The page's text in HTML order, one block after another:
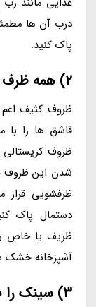
درب آن ها
پاک کنید.
2) همه ظرف ها را بشویید
ظروف کثیف اعم
قاشق ها را
ظروف کریستالی
شدن این ظروف
ظرفشویی قرار
دستمال پاک
ظریف یا خاص
آشپزخانه خشک
3) سینک را ضد عفونی و تمیز کنید